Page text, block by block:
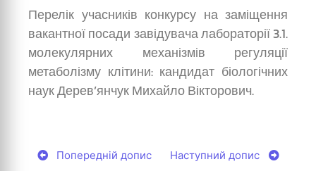
Перелік учасників конкурсу на заміщення
вакантної посади завідувача лабораторії 3.1.
молекулярних механізмів регуляції
метаболізму клітини: кандидат біологічних
наук Дерев’янчук Михайло Вікторович.
Попередній допис Наступний допис